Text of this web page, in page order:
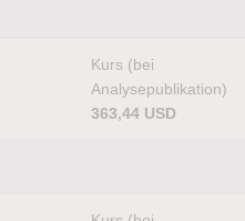
Kurs (bei
Analysepublikation)
363,44 USD